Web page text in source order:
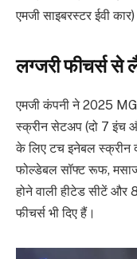
एमजी साइबरस्टर ईवी
लग्जरी फीचर्स से
एमजी कंपनी ने 2025
स्क्रीन सेटअप (दो 7 इंच
के लिए टच इनेबल स्क्रीन
फोल्डेबल सॉफ्ट रूफ,
होने वाली हीटेड सीटें और
फीचर्स भी दिए हैं।